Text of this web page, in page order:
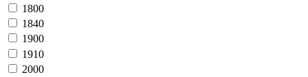
1800
1840
1900
1910
2000